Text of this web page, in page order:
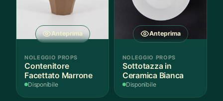
Anteprima
NOLEGGIO PROPS
Contenitore
Facettato Marrone
Disponibile
Anteprima
NOLEGGIO PROPS
Sottotazza in
Ceramica Bianca
Disponibile